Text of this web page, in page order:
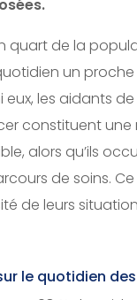
quart de la
un proche
eux, les aidants
constituent une
alors qu’ils
de soins.
de leurs
le quotidien